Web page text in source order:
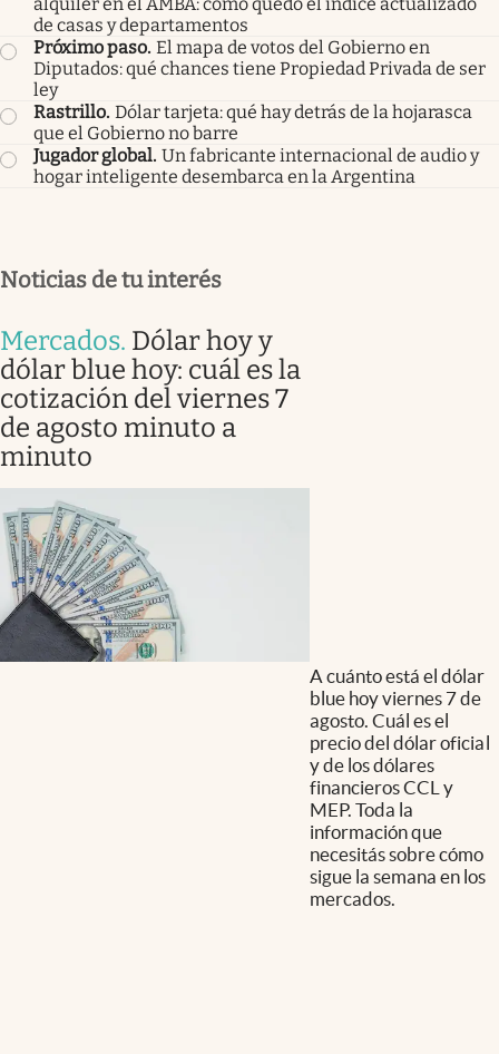
de casas y departamentos
Próximo paso. El mapa de votos del Gobierno en
Diputados: qué chances tiene Propiedad Privada de ser
ley
Rastrillo. Dólar tarjeta: qué hay detrás de la hojarasca
que el Gobierno no barre
Jugador global. Un fabricante internacional de audio y
hogar inteligente desembarca en la Argentina
Noticias de tu interés
Mercados. Dólar hoy y
dólar blue hoy: cuál es la
cotización del viernes 7
de agosto minuto a
minuto
A cuánto está el dólar
blue hoy viernes 7 de
agosto. Cuál es el
precio del dólar oficial
y de los dólares
financieros CCL y
MEP. Toda la
información que
necesitás sobre cómo
sigue la semana en los
mercados.